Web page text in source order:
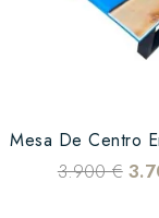
3.900 €